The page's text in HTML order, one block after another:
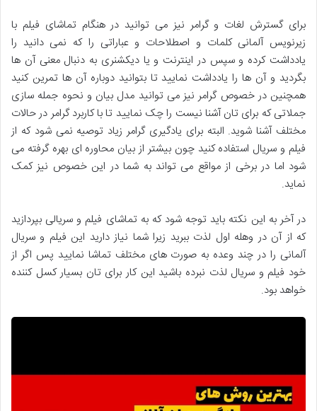
برای گسترش لغات و گرامر نیز می توانید در هنگام تماشای فیلم با
زیرنویس آلمانی کلمات و اصطلاحات و عباراتی را که نمی دانید را
یادداشت کرده و سپس در اینترنت و یا دیکشنری به دنبال معنی آن ها
بگردید و آن ها را یادداشت نمایید تا بتوانید دوباره آن ها تمرین کنید
همچنین در خصوص گرامر نیز می توانید مدل بیان و نحوه جمله سازی
جملاتی که برای تان آشنا نیست را چک نمایید تا با کاربرد گرامر در حالات
مختلف آشنا شوید. البته برای یادگیری گرامر زیاد توصیه نمی شود که از
فیلم و سریال استفاده کنید چون بیشتر از بیان محاوره ای بهره گرفته می
شود اما در برخی از مواقع می تواند به شما در این خصوص نیز کمک
نماید.
در آخر به این نکته باید توجه شود که به تماشای فیلم و سریالی بپردازید
که از آن در وهله اول لذت ببرید زیرا شما نیاز دارید این فیلم و سریال
آلمانی را در چند وعده به صورت های مختلف تماشا نمایید پس اگر از
خود فیلم و سریال لذت نبرده باشید این کار برای تان بسیار کسل کننده
خواهد بود.